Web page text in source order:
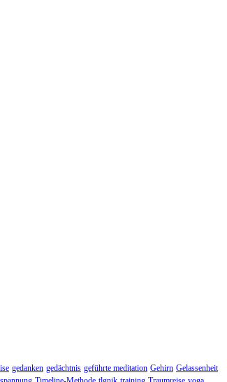
gedanken gedächtnis geführte meditation Gehirn Gelassenheit